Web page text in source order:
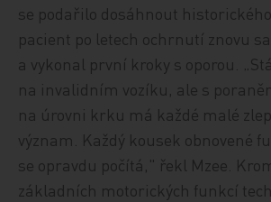
se podařilo dosáhnout
pacient po letech ochrnutí znovu
a vykonal první kroky s oporou.
na invalidním vozíku, ale s
na úrovni krku má každé malé
význam. Každý kousek obnovené
se opravdu počítá," řekl Mzee.
základních motorických funkcí